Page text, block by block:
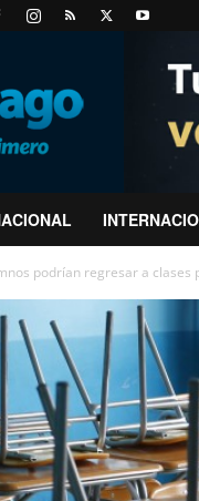
podrían regresar a clases